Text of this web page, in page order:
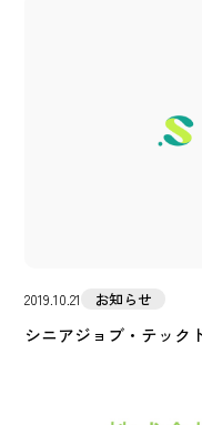
2019.10.21 お知らせ
シニアジョブ・テック